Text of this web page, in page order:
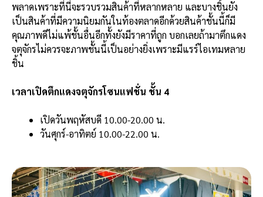
พลาดเพราะที่นี่จะรวบรวมสินค้าที่หลากหลาย และบางชิ้นยัง
เป็นสินค้าที่มีความนิยมกันในท้องตลาดอีกด้วยสินค้าชั้นนี้ก็มี
คุณภาพดีไม่แพ้ชั้นอื่นอีกทั้งยังมีราคาที่ถูก บอกเลยถ้ามาตึกแดง
จตุจักรไม่ควรจะภาพชั้นนี้เป็นอย่างยิ่งเพราะมีแรร์ไอเทมหลาย
ชิ้น
เวลาเปิดตึกแดงจตุจักรโซนแฟชั่น ชั้น 4
เปิดวันพฤหัสบดี 10.00-20.00 น.
วันศุกร์-อาทิตย์ 10.00-22.00 น.